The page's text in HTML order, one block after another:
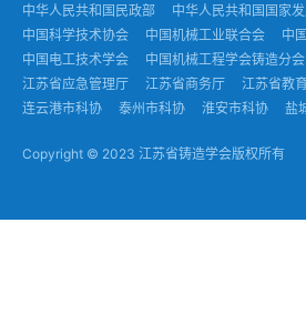
中华人民共和国民政部 中华人民共和国国家
中国科学技术协会
中国机械工业联合会 中
中国电工技术学会
中国机械工程学会铸造分会
江苏省应急管理厅
江苏省商务厅 江苏省教
连云港市科协
泰州市科协 淮安市科协 盐
Copyright © 2023 江苏省铸造学会版权所有